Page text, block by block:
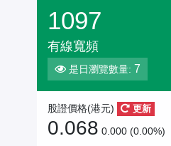
1097
有線寬頻
是日瀏覽數量: 7
股證價格(港元) 更新
0.068 0.000 (0.00%)